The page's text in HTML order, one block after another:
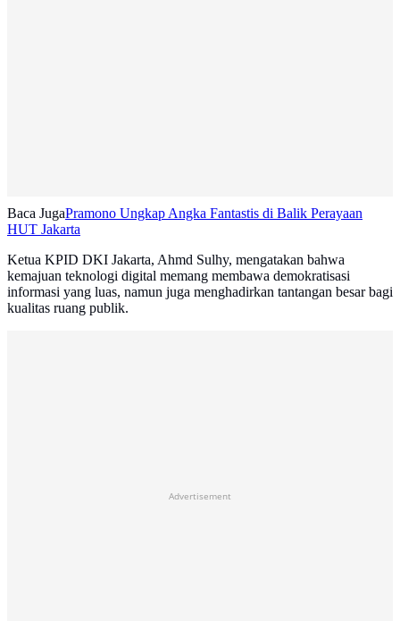
Baca JugaPramono Ungkap Angka Fantastis di Balik Perayaan
HUT Jakarta
Ketua KPID DKI Jakarta, Ahmd Sulhy, mengatakan bahwa
kemajuan teknologi digital memang membawa demokratisasi
informasi yang luas, namun juga menghadirkan tantangan besar bagi
kualitas ruang publik.
Advertisement